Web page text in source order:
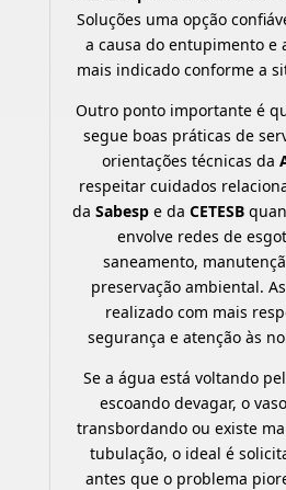
Soluções uma opção
a causa do entupimento e
mais indicado conforme a
Outro ponto importante é
segue boas práticas de
orientações técnicas da
respeitar cuidados
daSabesp e daCETESB
envolve redes de
saneamento,
preservação ambiental.
realizado com mais
segurança e atenção às
Se a água está voltando
escoando devagar, o
transbordando ou existe
tubulação, o ideal é
antes que o problema